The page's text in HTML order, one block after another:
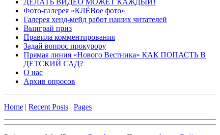
ДЕЛАТЬ ВИДЕО МОЖЕТ КАЖДЫЙ!
Фото-галерея «КЛЁВое фото»
Галерея хенд-мейд работ наших читателей
Выиграй приз
Правила комментирования
Задай вопрос прокурору
Прямая линия «Нового Вестника» КАК ПОПАСТЬ В
ДЕТСКИЙ САД?
О нас
Архив опросов
Home | Recent Posts | Pages